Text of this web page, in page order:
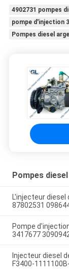
4902731 pompes
pompe d'injection
Pompes diesel
Pompes
L'injecteur diesel
87802531
Pompe
3417677
Injecteur diesel
F3400-